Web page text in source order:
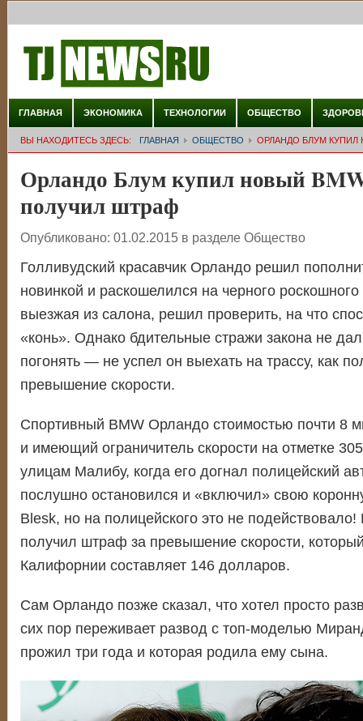
ГЛАВНАЯ ЭКОНОМИКА ТЕХНОЛОГИИ ОБЩЕСТВО
ВЫ НАХОДИТЕСЬ ЗДЕСЬ: ГЛАВНАЯ ОБЩЕСТВО ОРЛАНДО БЛУМ КУПИЛ
Орландо Блум купил новый
получил штраф
Опубликовано: 01.02.2015 в разделе Общество
Голливудский красавчик Орландо решил
новинкой и раскошелился на черного
выезжая из салона, решил проверить, на что
«конь». Однако бдительные стражи закона не
погонять — не успел он выехать на трассу, как
превышение скорости.
Спортивный BMW Орландо стоимостью почти 8
и имеющий ограничитель скорости на отметке
улицам Малибу, когда его догнал полицейский
послушно остановился и «включил» свою
Blesk, но на полицейского это не
получил штраф за превышение скорости,
Калифорнии составляет 146 долларов.
Сам Орландо позже сказал, что хотел просто
сих пор переживает развод с топ-моделью
прожил три года и которая родила ему сына.